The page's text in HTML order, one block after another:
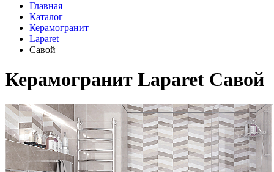
Главная
Каталог
Керамогранит
Laparet
Савой
Керамогранит Laparet Савой